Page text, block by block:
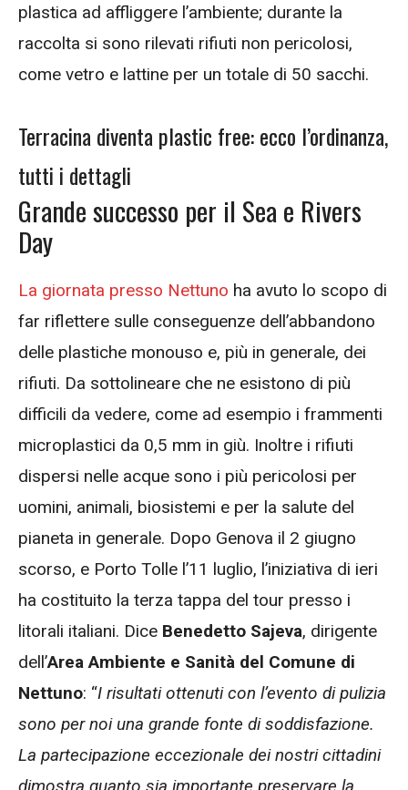
plastica ad affliggere l’ambiente; durante la
raccolta si sono rilevati rifiuti non pericolosi,
come vetro e lattine per un totale di 50 sacchi.
Terracina diventa plastic free: ecco l’ordinanza,
tutti i dettagli
Grande successo per il Sea e Rivers
Day
La giornata presso Nettuno ha avuto lo scopo di
far riflettere sulle conseguenze dell’abbandono
delle plastiche monouso e, più in generale, dei
rifiuti. Da sottolineare che ne esistono di più
difficili da vedere, come ad esempio i frammenti
microplastici da 0,5 mm in giù. Inoltre i rifiuti
dispersi nelle acque sono i più pericolosi per
uomini, animali, biosistemi e per la salute del
pianeta in generale. Dopo Genova il 2 giugno
scorso, e Porto Tolle l’11 luglio, l’iniziativa di ieri
ha costituito la terza tappa del tour presso i
litorali italiani. Dice Benedetto Sajeva, dirigente
dell’Area Ambiente e Sanità del Comune di
Nettuno: “I risultati ottenuti con l’evento di pulizia
sono per noi una grande fonte di soddisfazione.
La partecipazione eccezionale dei nostri cittadini
dimostra quanto sia importante preservare la